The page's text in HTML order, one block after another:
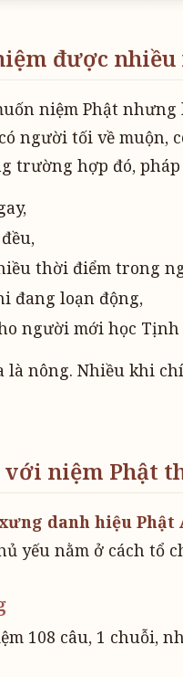
được
niệm Phật
người tối về
trường hợp đó,
thời điểm trong
đang loạn động,
người mới học Tịnh
là nông. Nhiều khi
niệm Phật
danh hiệu Phật
yếu nằm ở cách tổ
108 câu, 1 chuỗi,